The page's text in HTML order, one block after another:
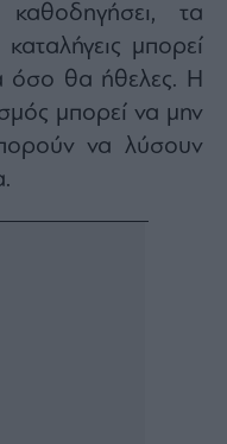
τα
μπορεί
όσο θα ήθελες. Η
μπορεί να μην
να λύσουν